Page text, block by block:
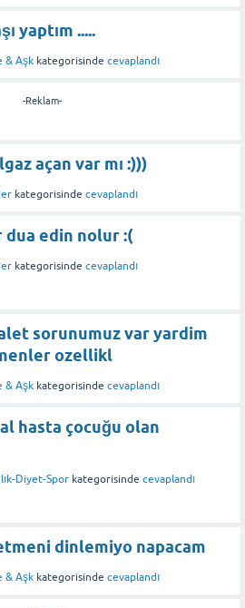
yaptım .....
& Aşk kategorisinde cevaplandı
-Reklam-
açan var mı :)))
kategorisinde cevaplandı
edin nolur :(
kategorisinde cevaplandı
sorunumuz var yardim
ozellikl
& Aşk kategorisinde cevaplandı
hasta çocuğu olan
Diyet-Spor kategorisinde cevaplandı
dinlemiyo napacam
& Aşk kategorisinde cevaplandı